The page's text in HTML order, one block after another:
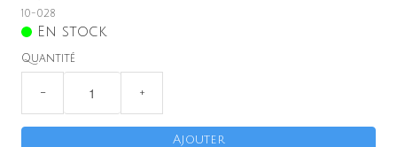
Remorque
Boutique en ligne
Menu
10-028
En stock
Quantité
− +
Ajouter